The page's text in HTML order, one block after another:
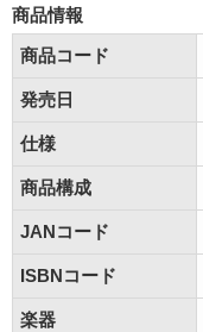
商品情報
商品コード
発売日
仕様
商品構成
JANコード
ISBNコード
楽器